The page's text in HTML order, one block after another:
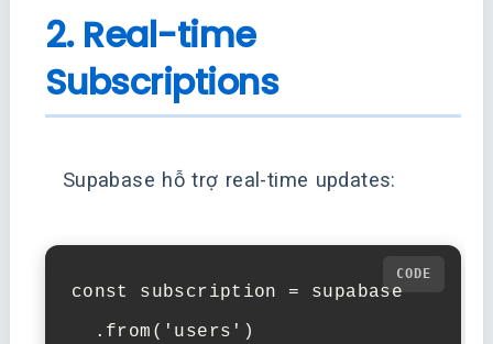
2. Real-time
Subscriptions
Supabase hỗ trợ real-time updates:
const subscription = supabase
  .from('users')